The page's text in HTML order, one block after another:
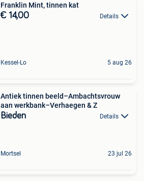
Franklin Mint, tinnen kat
€ 14,00 Details
Kessel-Lo 5 aug 26
Antiek tinnen beeld–Ambachtsvrouw
aan werkbank–Verhaegen & Z
Bieden Details
Mortsel 23 jul 26